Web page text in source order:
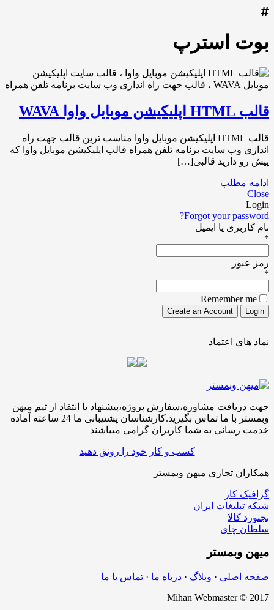
بوت استرپ
قالب HTML اپلیکیشن موبایل واوا WAVA
قالب HTML اپلیکیشن موبایل واوا مناسب ترین قالب جهت راه
اندازی وب سایت برنامه تلفن همراه قالب اپلیکیشن موبایل واوا که
پیش رو دارید قالبی[…]
ادامه مطلب
Close
Login
Forgot your password?
نام کاربری یا ایمیل
*
رمز عبور
*
Remember me
نماد های اعتماد
جهت دریافت مشاوره،سفارش پروژه،پیشنهاد یا انتقاد از تیم میهن
وبمستر با ما تماس بگیرید.کارشناسان پشتیبانی ما 24 ساعته آماده
خدمت رسانی به شما کاربران گرامی میباشند
کسب و کار خود را رونق دهید
همکاران تجاری میهن وبمستر
گرافیک کار
شبکه تبلیغات ایران
بجنورد کالا
سلطان چای
میهن وبمستر
صفحه اصلی · وبلاگ · درباه ما · تماس با ما
Mihan Webmaster © 2017